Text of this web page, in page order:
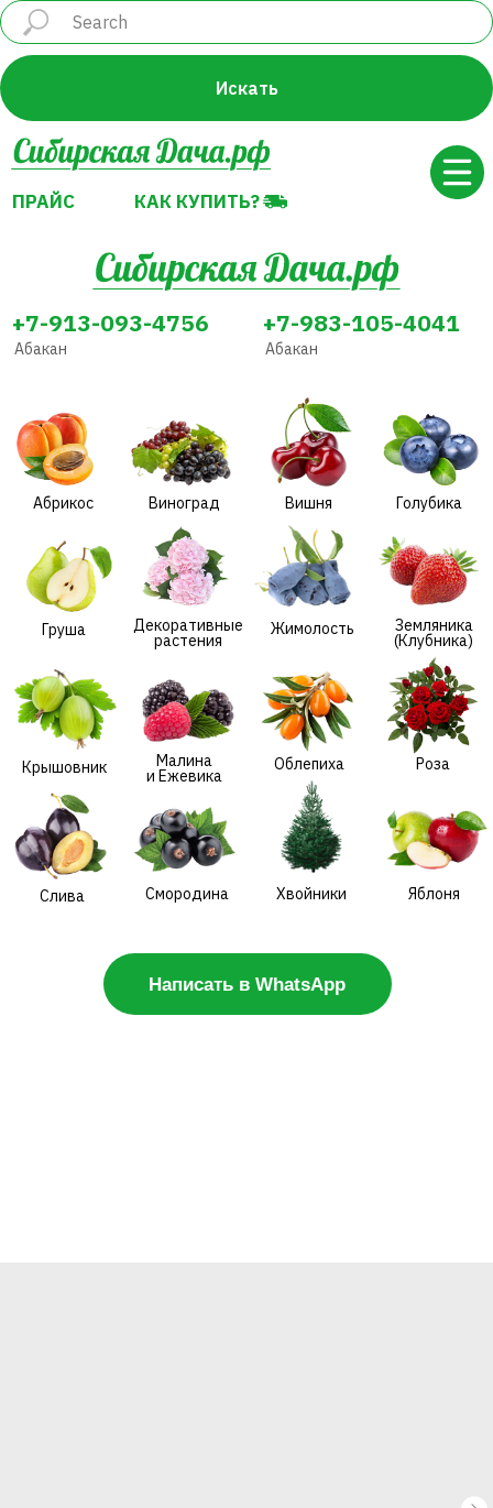
Искать
ПРАЙС КАК КУПИТЬ?
Груша
Написать в WhatsApp
ПРАЙС
КАК КУПИТЬ?
Декоративные
растения
Жимолость Земляника
(Клубника)
Крышовник и Ежевика
Облепиха Роза
Слива Смородина Хвойники Яблоня